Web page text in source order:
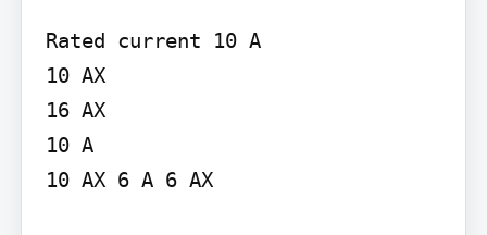
Rated current 10 A
10 AX
16 AX
10 A
10 AX 6 A 6 AX